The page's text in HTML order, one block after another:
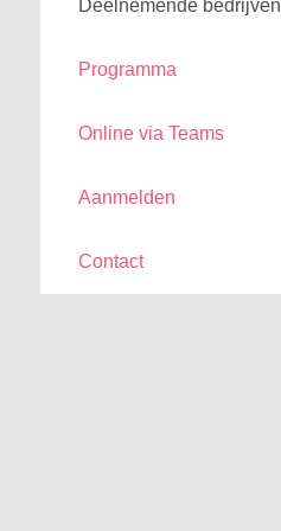
Deelnemende bedrijven
Programma
Online via Teams
Aanmelden
Contact